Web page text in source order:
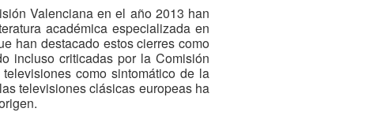
Valenciana en el año 2013 han
académica especializada en
han destacado estos cierres como
incluso criticadas por la Comisión
como sintomático de la
televisiones clásicas europeas ha